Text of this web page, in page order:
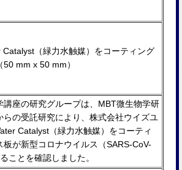
Catalyst（緑⼒⽔触媒）をコーティング
50 mm x 50 mm）
講座の研究グループは、MBT微生物学研
らの受託研究により、株式会社ウイズユ
Catalyst（緑⼒⽔触媒）をコーティ
板が新型コロナウイルス（SARS-CoV-
ことを確認しました。